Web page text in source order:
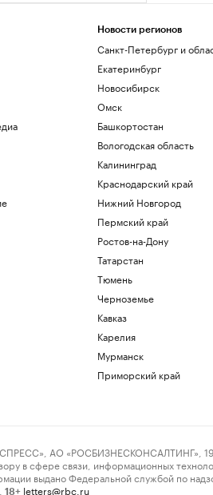
Новости регионов
Санкт-Петербург и
Екатеринбург
Новосибирск
Омск
Башкортостан
Вологодская область
Калининград
Краснодарский край
Нижний Новгород
Пермский край
Ростов-на-Дону
Татарстан
Тюмень
Черноземье
Кавказ
Карелия
Мурманск
Приморский край
АО «РОСБИЗНЕСКОНСАЛТИНГ»,
в сфере связи, информационных
выдано Федеральной службой по
18+ letters@rbc.ru